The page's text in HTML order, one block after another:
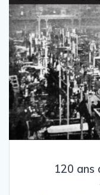
120 ans